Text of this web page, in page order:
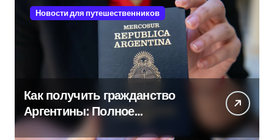
Новости для путешественников
Как получить гражданство
Аргентины: Полное
руководство